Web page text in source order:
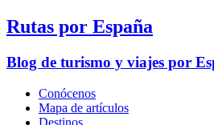
Rutas por España
Blog de turismo y viajes por
Conócenos
Mapa de artículos
Destinos